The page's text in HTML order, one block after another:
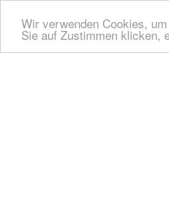
Wir verwenden Cookies,
Sie auf Zustimmen klicken,